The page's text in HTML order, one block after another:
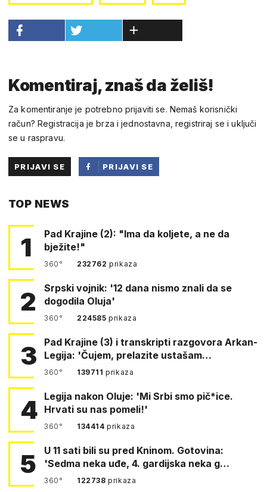
Komentiraj, znaš da želiš!
Za komentiranje je potrebno prijaviti se. Nemaš korisnički
račun? Registracija je brza i jednostavna, registriraj se i uključi
se u raspravu.
PRIJAVI SE
PRIJAVI SE
TOP NEWS
1
Pad Krajine (2): "Ima da koljete, a ne da
bježite!"
360° 232762prikaza
2
Srpski vojnik: '12 dana nismo znali da se
dogodila Oluja'
360° 224585prikaza
3
Pad Krajine (3) i transkripti razgovora Arkan-
Legija: 'Čujem, prelazite ustašam…
360° 139711prikaza
4 Legija nakon Oluje: 'Mi Srbi smo pič*ice.
Hrvati su nas pomeli!'
360° 134414prikaza
5
U 11 sati bili su pred Kninom. Gotovina:
'Sedma neka uđe, 4. gardijska neka g…
360° 122738prikaza